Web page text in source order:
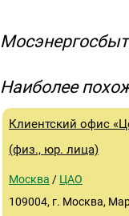
Наиболее
Клиентский офис
(физ., юр. лица)
Москва / ЦАО
109004, г. Москва,